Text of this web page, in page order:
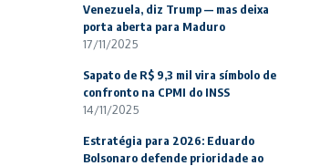
Venezuela, diz Trump — mas deixa
porta aberta para Maduro
17/11/2025
Sapato de R$ 9,3 mil vira símbolo de
confronto na CPMI do INSS
14/11/2025
Estratégia para 2026: Eduardo
Bolsonaro defende prioridade ao